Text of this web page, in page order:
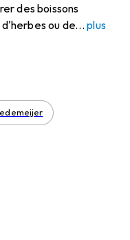
des boissons
ou de
plus